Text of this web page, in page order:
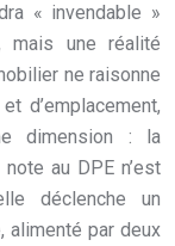
« invendable »
mais une réalité
ne raisonne
d’emplacement,
dimension : la
au DPE n’est
déclenche un
alimenté par deux